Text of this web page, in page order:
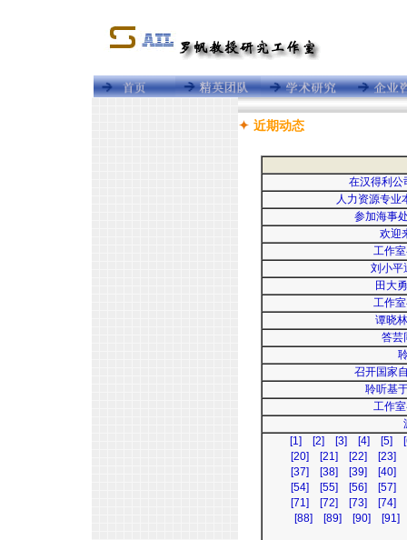
近期动态
在汉得利公
人力资源专业
参加海事
欢迎
工作
刘小平
田大
工作
谭晓
答芸
召开国家
聆听基
工作
[1]
[2] [3] [4] [5]
[20]
[21] [22] [23]
[37]
[38] [39] [40]
[54]
[55] [56] [57]
[71]
[72] [73] [74]
[88]
[89] [90] [91]